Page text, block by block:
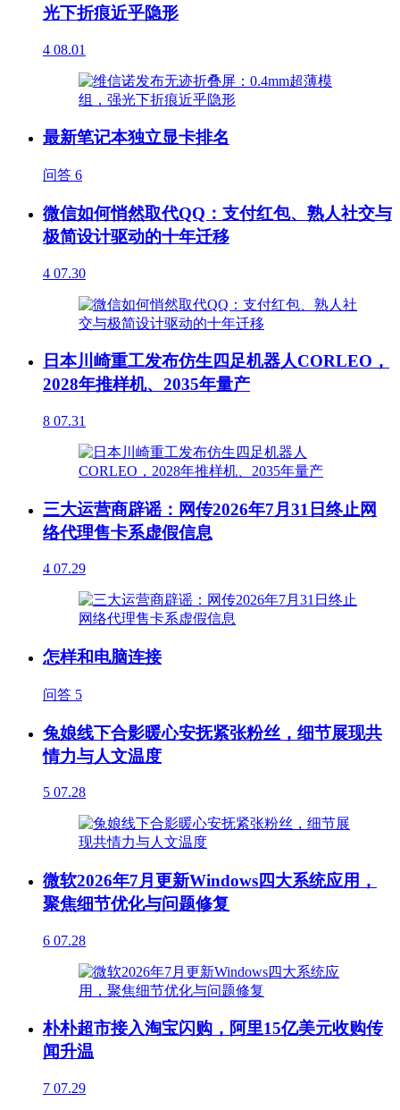
光下折痕近乎隐形
4 08.01
最新笔记本独立显卡排名
问答 6
微信如何悄然取代QQ：支付红包、熟人社交与
极简设计驱动的十年迁移
4 07.30
日本川崎重工发布仿生四足机器人CORLEO，
2028年推样机、2035年量产
8 07.31
三大运营商辟谣：网传2026年7月31日终止网
络代理售卡系虚假信息
4 07.29
怎样和电脑连接
问答 5
兔娘线下合影暖心安抚紧张粉丝，细节展现共
情力与人文温度
5 07.28
微软2026年7月更新Windows四大系统应用，
聚焦细节优化与问题修复
6 07.28
朴朴超市接入淘宝闪购，阿里15亿美元收购传
闻升温
7 07.29